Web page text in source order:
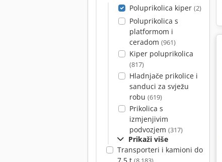
Poluprikolica kiper (2)
Poluprikolica s
platformom i
ceradom (961)
Kiper poluprikolica
(817)
Hladnjače prikolice i
sanduci za svježu
robu (619)
Prikolica s
izmjenjivim
podvozjem (317)
Prikaži više
Transporteri i kamioni do